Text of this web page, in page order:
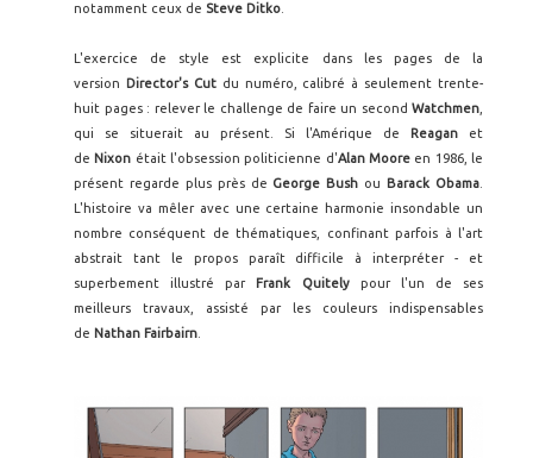
notamment ceux de Steve Ditko
L'exercice de style est explicite dans les pages de la
version
Director's Cutdu numéro, calibré à seulement trente-
huit pages : relever le challenge de faire un second Watchmen
qui se situerait au présent. Si l'Amérique de
Reagan et
de Nixon était l'obsession politicienne d'Alan Moore en 1986, le
présent regarde plus près de George Bush ou Barack Obama
L'histoire va mêler avec une certaine harmonie insondable un
nombre conséquent de thématiques, confinant parfois à l'art
abstrait tant le propos paraît difficile à interpréter - et
superbement illustré par
Frank Quitelypour l'un de ses
meilleurs travaux, assisté par les couleurs indispensables
de Nathan Fairbairn